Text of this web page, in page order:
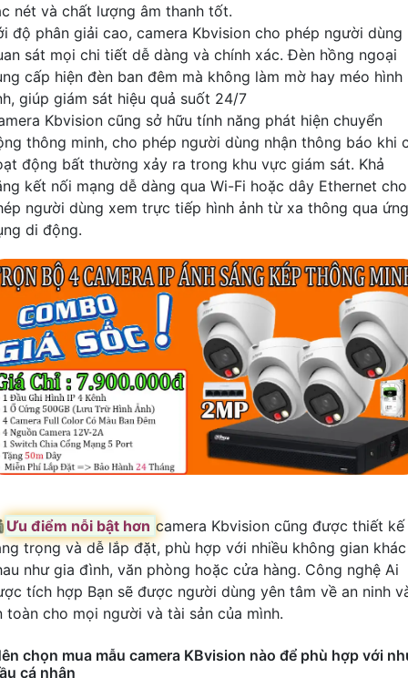
nét và chất lượng âm thanh tốt.
độ phân giải cao, camera Kbvision cho phép người dùng
sát mọi chi tiết dễ dàng và chính xác. Đèn hồng ngoại
cấp hiện đèn ban đêm mà không làm mờ hay méo hình
giúp giám sát hiệu quả suốt 24/7
Kbvision cũng sở hữu tính năng phát hiện chuyển
thông minh, cho phép người dùng nhận thông báo khi
động bất thường xảy ra trong khu vực giám sát. Khả
kết nối mạng dễ dàng qua Wi-Fi hoặc dây Ethernet cho
người dùng xem trực tiếp hình ảnh từ xa thông qua ứng
di động.
Ưu điểm nỗi bật hơn camera Kbvision cũng được thiết kế
trọng và dễ lắp đặt, phù hợp với nhiều không gian khác
như gia đình, văn phòng hoặc cửa hàng. Công nghệ Ai
tích hợp Bạn sẽ được người dùng yên tâm về an ninh
toàn cho mọi người và tài sản của mình.
chọn mua mẫu camera KBvision nào để phù hợp với
cá nhân